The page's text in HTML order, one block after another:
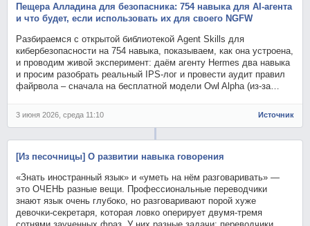
Пещера Алладина для безопасника: 754 навыка для AI-агента
и что будет, если использовать их для своего NGFW
Разбираемся с открытой библиотекой Agent Skills для
кибербезопасности на 754 навыка, показываем, как она устроена,
и проводим живой эксперимент: даём агенту Hermes два навыка
и просим разобрать реальный IPS-лог и провести аудит правил
файрвола – сначала на бесплатной модели Owl Alpha (из-за…
3 июня 2026, среда 11:10 Источник
[Из песочницы] О развитии навыка говорения
«Знать иностранный язык» и «уметь на нём разговаривать» —
это ОЧЕНЬ разные вещи. Профессиональные переводчики
знают язык очень глубоко, но разговаривают порой хуже
девочки-секретаря, которая ловко оперирует двумя-тремя